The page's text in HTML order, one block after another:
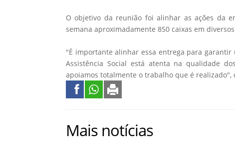
O objetivo da reunião foi alinhar as ações da
semana aproximadamente 850 caixas em
"É importante alinhar essa entrega para
Assistência Social está atenta na qualidade
apoiamos totalmente o trabalho que é realizado",
Mais notícias